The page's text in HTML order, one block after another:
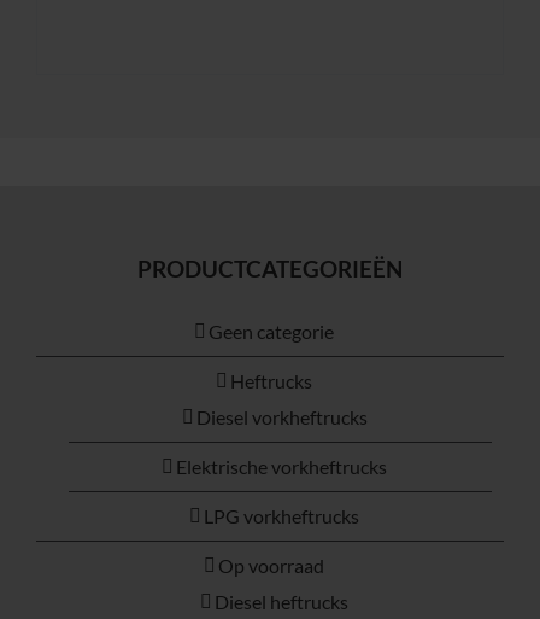
PRODUCTCATEGORIEËN
Geen categorie
Heftrucks
Diesel vorkheftrucks
Elektrische vorkheftrucks
LPG vorkheftrucks
Op voorraad
Diesel heftrucks